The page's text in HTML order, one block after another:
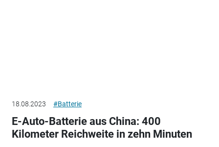
18.08.2023 #Batterie
E-Auto-Batterie aus China: 400
Kilometer Reichweite in zehn Minuten